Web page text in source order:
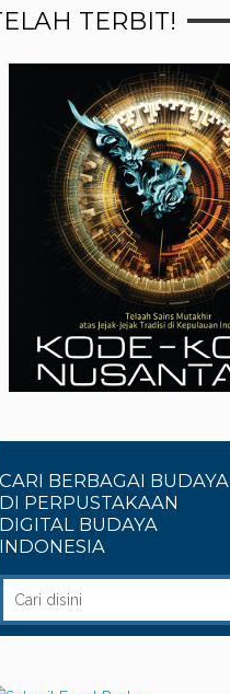
TERBIT!
CARI BERBAGAI BUDAYA
DI PERPUSTAKAAN
DIGITAL BUDAYA
INDONESIA